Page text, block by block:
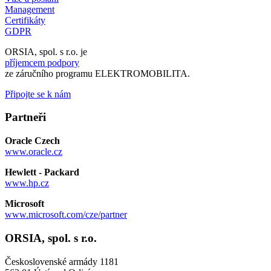
Management
Certifikáty
GDPR
ORSIA, spol. s r.o. je
příjemcem podpory
ze záručního programu ELEKTROMOBILITA.
Připojte se k nám
Partneři
Oracle Czech
www.oracle.cz
Hewlett - Packard
www.hp.cz
Microsoft
www.microsoft.com/cze/partner
ORSIA, spol. s r.o.
Československé armády 1181